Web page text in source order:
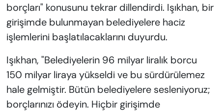
borçları" konusunu tekrar dillendirdi. Işıkhan, bir
girişimde bulunmayan belediyelere haciz
işlemlerini başlatılacaklarını duyurdu.
Işıkhan, "Belediyelerin 96 milyar liralık borcu
150 milyar liraya yükseldi ve bu sürdürülemez
hale gelmiştir. Bütün belediyelere sesleniyoruz;
borçlarınızı ödeyin. Hiçbir girişimde
VAN VE DİYARBAKIR HABERLERİ